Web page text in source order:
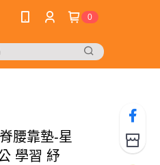
0
腰靠墊-星
學習 紓